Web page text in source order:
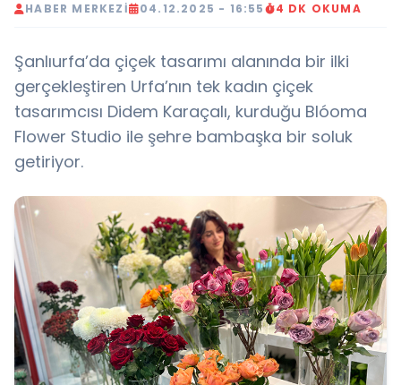
HABER MERKEZI 04.12.2025 - 16:55 4 DK OKUMA
Şanlıurfa’da çiçek tasarımı alanında bir ilki
gerçekleştiren Urfa’nın tek kadın çiçek
tasarımcısı Didem Karaçalı, kurduğu Blóoma
Flower Studio ile şehre bambaşka bir soluk
getiriyor.